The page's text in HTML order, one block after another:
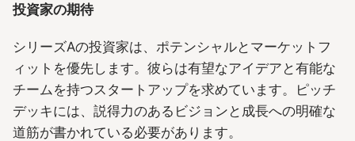
投資家の期待
シリーズAの投資家は、ポテンシャルとマーケットフ
ィットを優先します。彼らは有望なアイデアと有能な
チームを持つスタートアップを求めています。ピッチ
デッキには、説得力のあるビジョンと成長への明確な
道筋が書かれている必要があります。